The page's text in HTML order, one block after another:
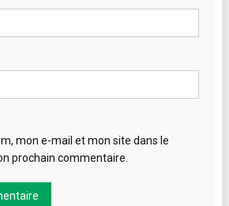
mon e-mail et mon site dans le
prochain commentaire.